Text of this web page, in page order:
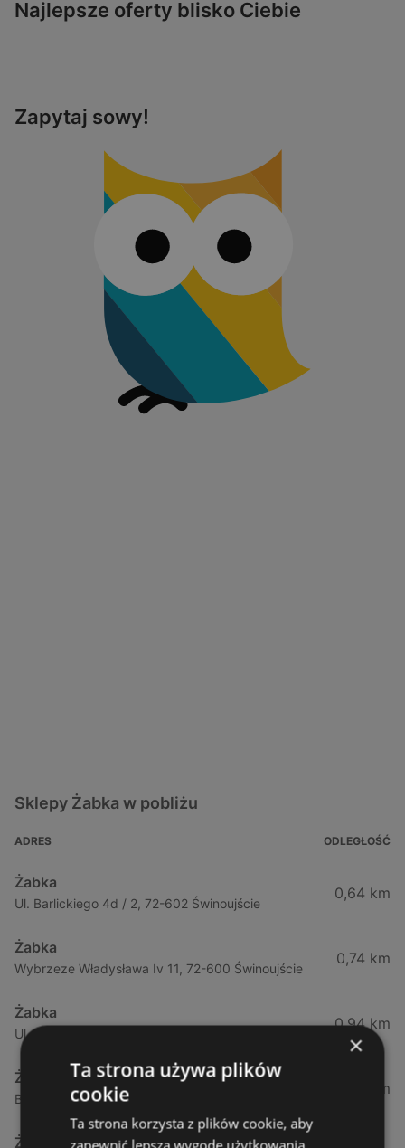
Najlepsze oferty blisko Ciebie
Zapytaj sowy!
Sklepy Żabka w pobliżu
ADRES ODLEGŁOŚĆ
Żabka
Ul. Barlickiego 4d / 2, 72-602 Świnoujście
0,64 km
Żabka
Wybrzeze Władysława Iv 11, 72-600 Świnoujście
0,74 km
Żabka
Ul. Bohaterów Września 49, 72-600 Świnoujście
0,94 km
Żabka
Bohaterów Września 52, 72-600 Świnoujście
1,02 km
Żabka
×
Ta strona używa plików
cookie
Ta strona korzysta z plików cookie, aby